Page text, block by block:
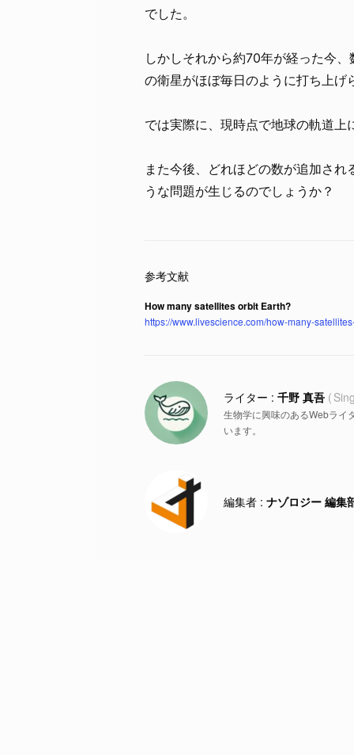
でした。
しかしそれから約70年が経った今
の衛星がほぼ毎日のように打ち上げ
では実際に、現時点で地球の軌道
また今後、どれほどの数が追加さ
うな問題が生じるのでしょうか？
How many satellites orbit Earth?
https://www.livescience.com/how-many-
千野 真吾
生物学に興味のあるWebライ
います。
ナゾロジー 編集